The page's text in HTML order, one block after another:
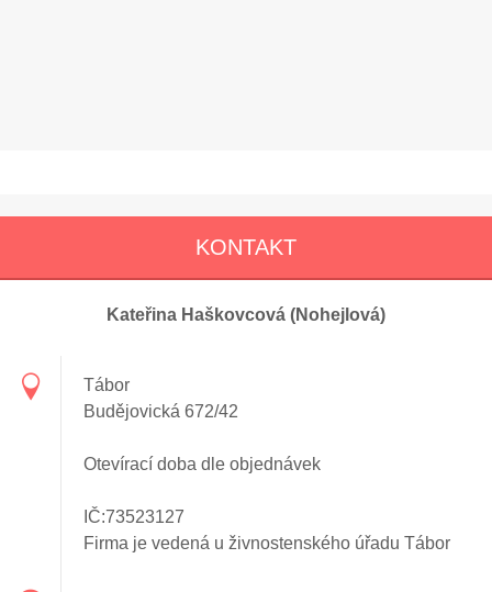
KONTAKT
Kateřina Haškovcová (Nohejlová)
Tábor
Budějovická 672/42
Otevírací doba dle objednávek
IČ:73523127
Firma je vedená u živnostenského úřadu Tábor